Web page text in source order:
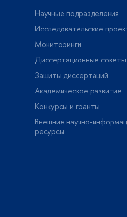
Научные подразделения
Исследовательские
Мониторинги
Диссертационные советы
Защиты диссертаций
Академическое развитие
Конкурсы и гранты
нешние научно-
ресурсы